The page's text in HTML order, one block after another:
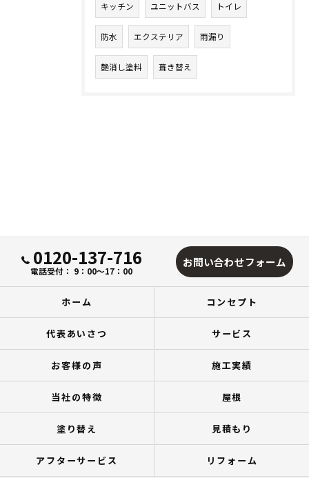
キッチン ユニットバス トイレ
防水 エクステリア 雨漏り
艶消し塗料 葺き替え
0120-137-716
電話受付： 9：00～17：00
お問い合わせフォーム
ホーム コンセプト
代表あいさつ サービス
お客様の声 施工実績
当社の特徴 屋根
塗り替え 見積もり
アフターサービス リフォーム